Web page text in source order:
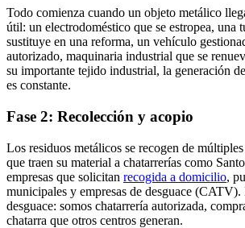
Todo comienza cuando un objeto metálico
útil: un electrodoméstico que se estropea, una
sustituye en una reforma, un vehículo
autorizado, maquinaria industrial que se
su importante tejido industrial, la generación
es constante.
Fase 2: Recolección y acopio
Los residuos metálicos se recogen de
que traen su material a chatarrerías como
empresas que solicitan recogida a domicilio,
municipales y empresas de desguace (CATV).
desguace: somos chatarrería autorizada,
chatarra que otros centros generan.